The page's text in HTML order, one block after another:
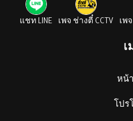
แชท LINE เพจ ช่างตี๋ CCTV เพ
เ
หน้
โป